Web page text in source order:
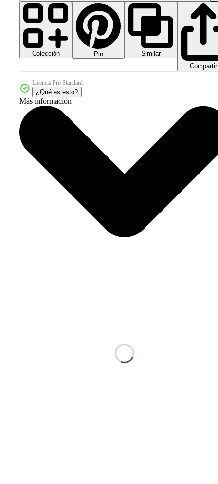
Colección Pin
Similar
Compartir
Licencia Pro Standard
¿Qué es esto?
Más información